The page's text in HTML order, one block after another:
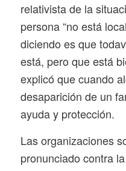
relativista de la
persona “no está
diciendo es que
está, pero que está
explicó que cuando
desaparición de un
ayuda y protección.
Las organizaciones
pronunciado contra